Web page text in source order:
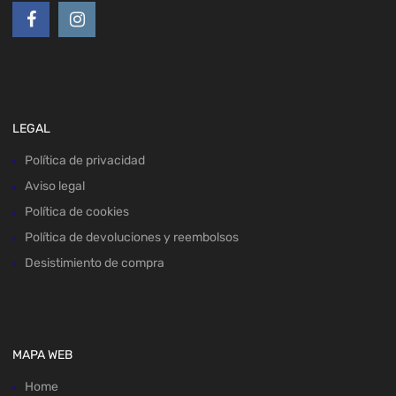
LEGAL
Política de privacidad
Aviso legal
Política de cookies
Política de devoluciones y reembolsos
Desistimiento de compra
MAPA WEB
Home